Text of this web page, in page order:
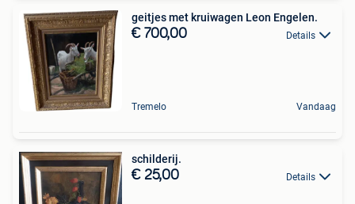
geitjes met kruiwagen Leon Engelen.
€ 700,00 Details
Tremelo Vandaag
schilderij.
€ 25,00 Details